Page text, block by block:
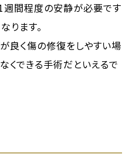
週間程度の安静が必要です
ります。
良く傷の修復をしやすい場
くできる手術だといえるで